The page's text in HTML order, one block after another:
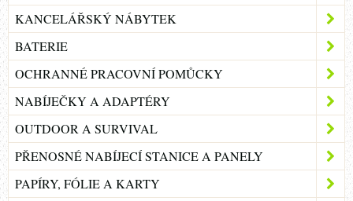
KANCELÁŘSKÝ NÁBYTEK
BATERIE
OCHRANNÉ PRACOVNÍ POMŮCKY
NABÍJEČKY A ADAPTÉRY
OUTDOOR A SURVIVAL
PŘENOSNÉ NABÍJECÍ STANICE A PANELY
PAPÍRY, FÓLIE A KARTY